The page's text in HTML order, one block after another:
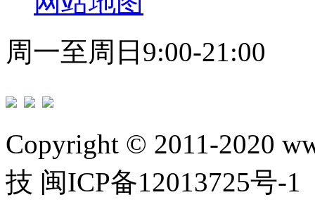
周一至周日9:00-21:00
Copyright © 2011-2020
技 闽ICP备12013725号-1